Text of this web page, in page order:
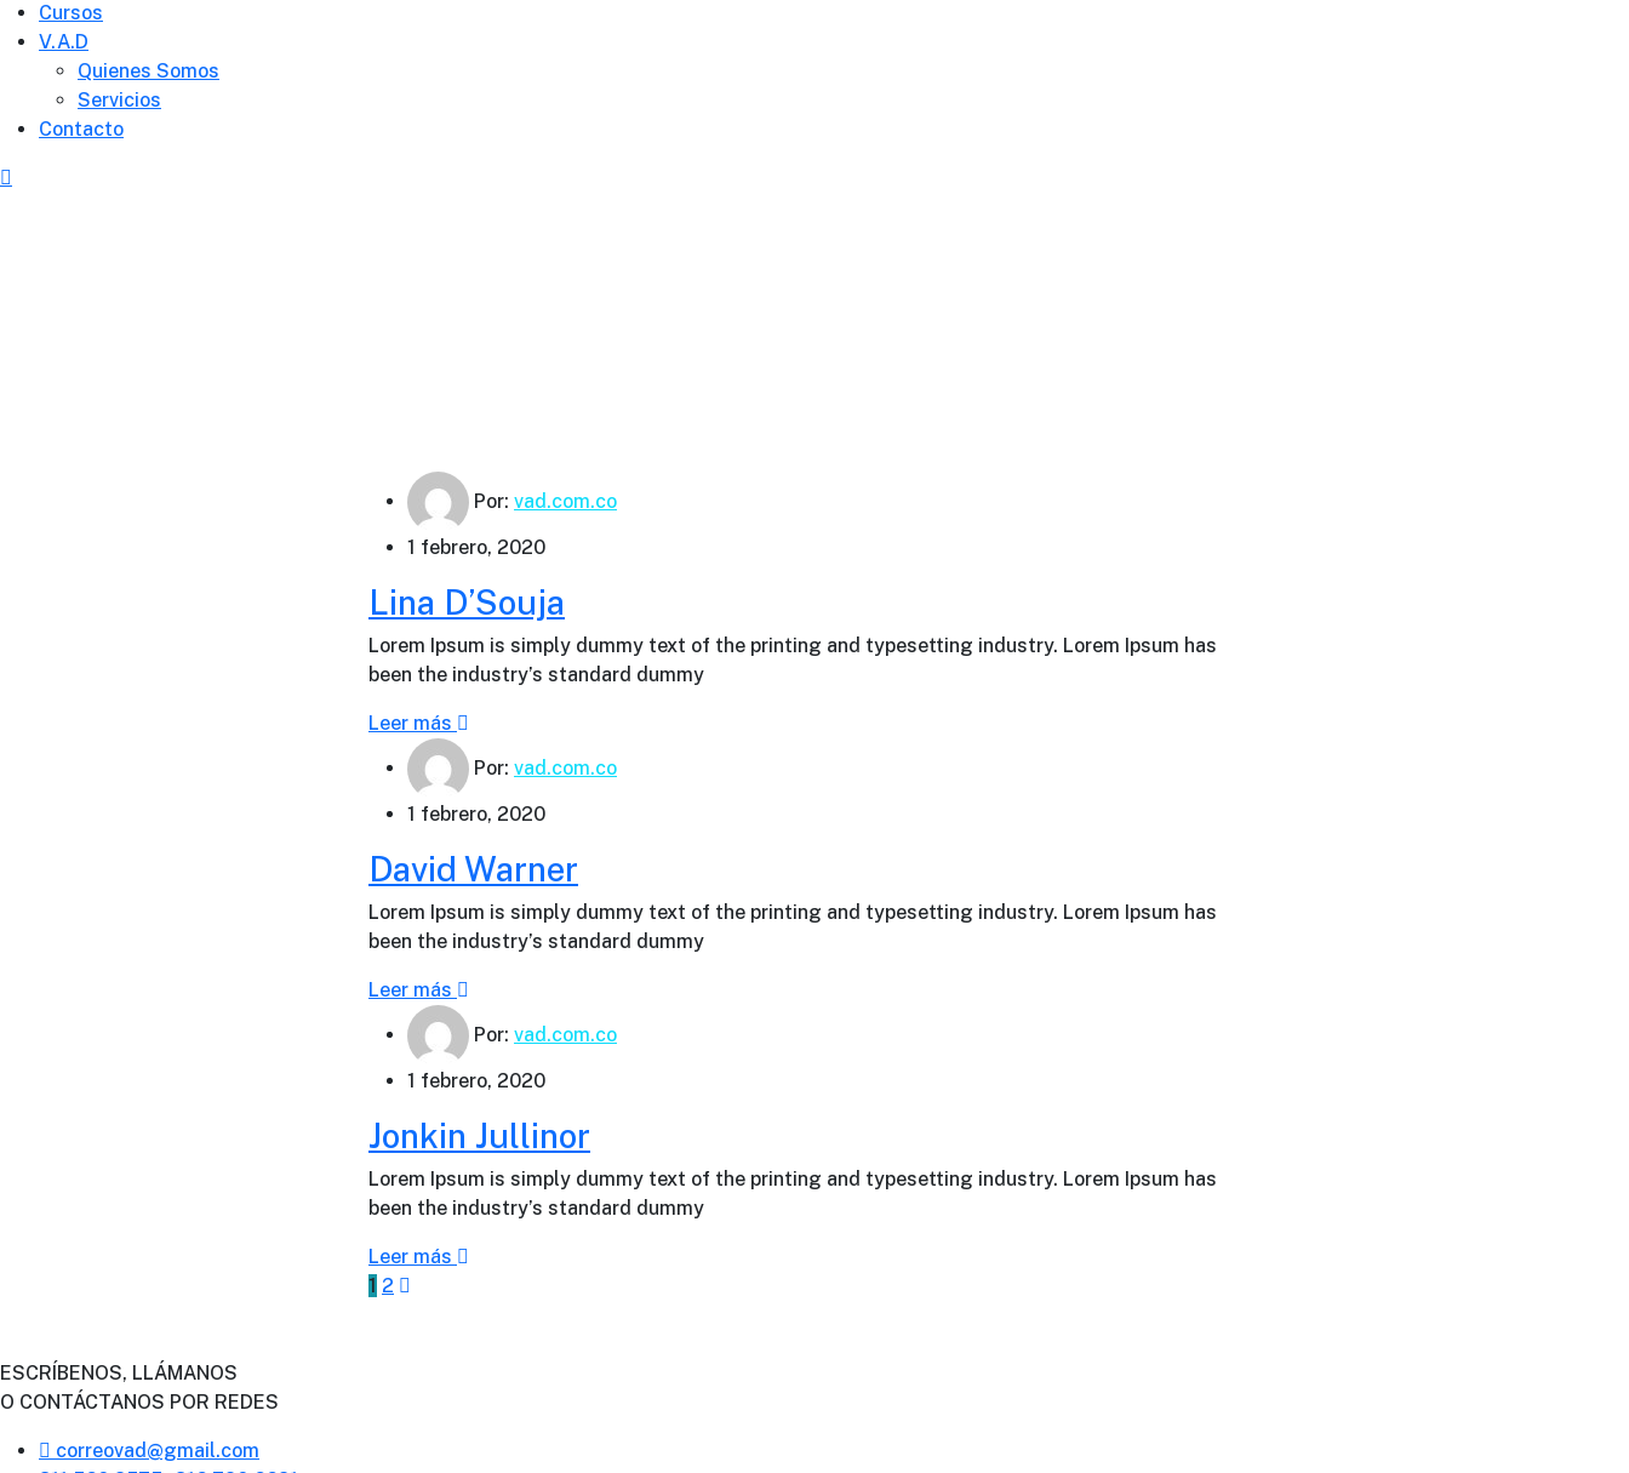
Cursos
V.A.D
Quienes Somos
Servicios
Contacto
Por: vad.com.co
1 febrero, 2020
Lina D’Souja
Lorem Ipsum is simply dummy text of the printing and typesetting industry. Lorem Ipsum has
been the industry’s standard dummy
Leer más
Por: vad.com.co
1 febrero, 2020
David Warner
Lorem Ipsum is simply dummy text of the printing and typesetting industry. Lorem Ipsum has
been the industry’s standard dummy
Leer más
Por: vad.com.co
1 febrero, 2020
Jonkin Jullinor
Lorem Ipsum is simply dummy text of the printing and typesetting industry. Lorem Ipsum has
been the industry’s standard dummy
Leer más
1 2
ESCRÍBENOS, LLÁMANOS
O CONTÁCTANOS POR REDES
correovad@gmail.com